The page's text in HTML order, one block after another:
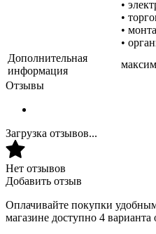
•
•
•
•
Дополнительная
информация
Отзывы
Загрузка отзывов...
Нет отзывов
Добавить отзыв
Оплачивайте покупки
магазине доступно 4 варианта